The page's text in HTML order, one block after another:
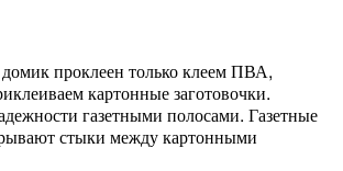
проклеен только клеем ПВА,
картонные заготовочки.
газетными полосами. Газетные
стыки между картонными